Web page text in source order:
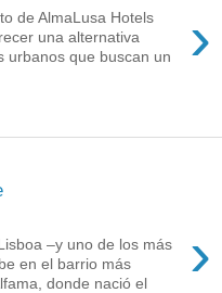
›
de AlmaLusa Hotels
una alternativa
urbanos que buscan un
›
–y uno de los más
en el barrio más
donde nació el